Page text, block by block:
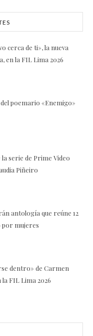
cerca de ti», la nueva
en la FIL Lima 2026
poemario «Enemigo»
serie de Prime Video
Piñeiro
antología que reúne 12
mujeres
dentro» de Carmen
la FIL Lima 2026